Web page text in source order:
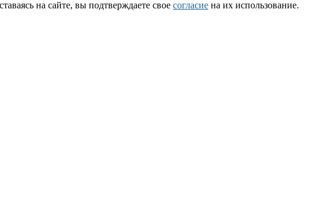
на сайте, вы подтверждаете свое согласие на их использование.